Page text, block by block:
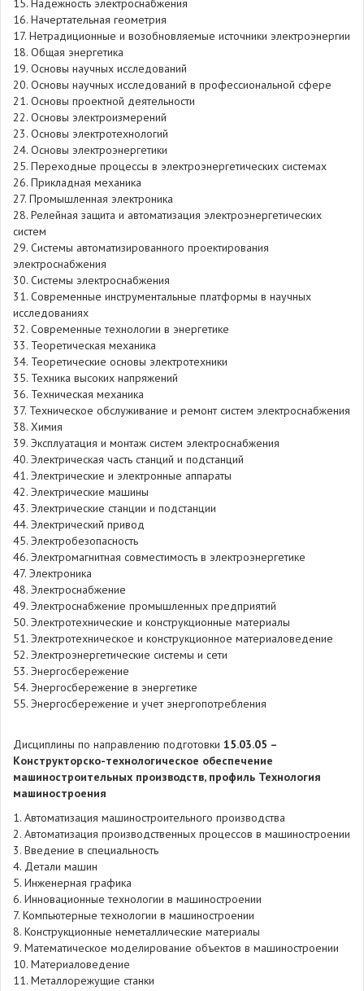
15. Надежность электроснабжения
16. Начертательная геометрия
17. Нетрадиционные и возобновляемые источники электроэнергии
18. Общая энергетика
19. Основы научных исследований
20. Основы научных исследований в профессиональной сфере
21. Основы проектной деятельности
22. Основы электроизмерений
23. Основы электротехнологий
24. Основы электроэнергетики
25. Переходные процессы в электроэнергетических системах
26. Прикладная механика
27. Промышленная электроника
28. Релейная защита и автоматизация электроэнергетических
систем
29. Системы автоматизированного проектирования
электроснабжения
30. Системы электроснабжения
31. Современные инструментальные платформы в научных
исследованиях
32. Современные технологии в энергетике
33. Теоретическая механика
34. Теоретические основы электротехники
35. Техника высоких напряжений
36. Техническая механика
37. Техническое обслуживание и ремонт систем электроснабжения
38. Химия
39. Эксплуатация и монтаж систем электроснабжения
40. Электрическая часть станций и подстанций
41. Электрические и электронные аппараты
42. Электрические машины
43. Электрические станции и подстанции
44. Электрический привод
45. Электробезопасность
46. Электромагнитная совместимость в электроэнергетике
47. Электроника
48. Электроснабжение
49. Электроснабжение промышленных предприятий
50. Электротехнические и конструкционные материалы
51. Электротехническое и конструкционное материаловедение
52. Электроэнергетические системы и сети
53. Энергосбережение
54. Энергосбережение в энергетике
55. Энергосбережение и учет энергопотребления
Дисциплины по направлению подготовки 15.03.05 –
Конструкторско-технологическое обеспечение
машиностроительных производств, профиль Технология
машиностроения
1. Автоматизация машиностроительного производства
2. Автоматизация производственных процессов в машиностроении
3. Введение в специальность
4. Детали машин
5. Инженерная графика
6. Инновационные технологии в машиностроении
7. Компьютерные технологии в машиностроении
8. Конструкционные неметаллические материалы
9. Математическое моделирование объектов в машиностроении
10. Материаловедение
11. Металлорежущие станки